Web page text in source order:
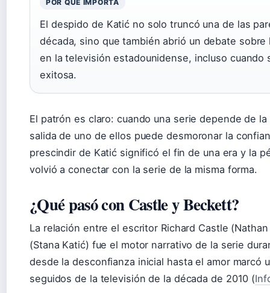
POR QUÉ IMPORTA
El despido de Katić no solo truncó una de las
década, sino que también abrió un debate
en la televisión estadounidense, incluso cuando
exitosa.
El patrón es claro: cuando una serie depende de
salida de uno de ellos puede desmoronar la
prescindir de Katić significó el fin de una era y la
volvió a conectar con la serie de la misma forma.
¿Qué pasó con Castle y Beckett?
La relación entre el escritor Richard Castle
(Stana Katić) fue el motor narrativo de la serie
desde la desconfianza inicial hasta el amor marcó
seguidos de la televisión de la década de 2010 (